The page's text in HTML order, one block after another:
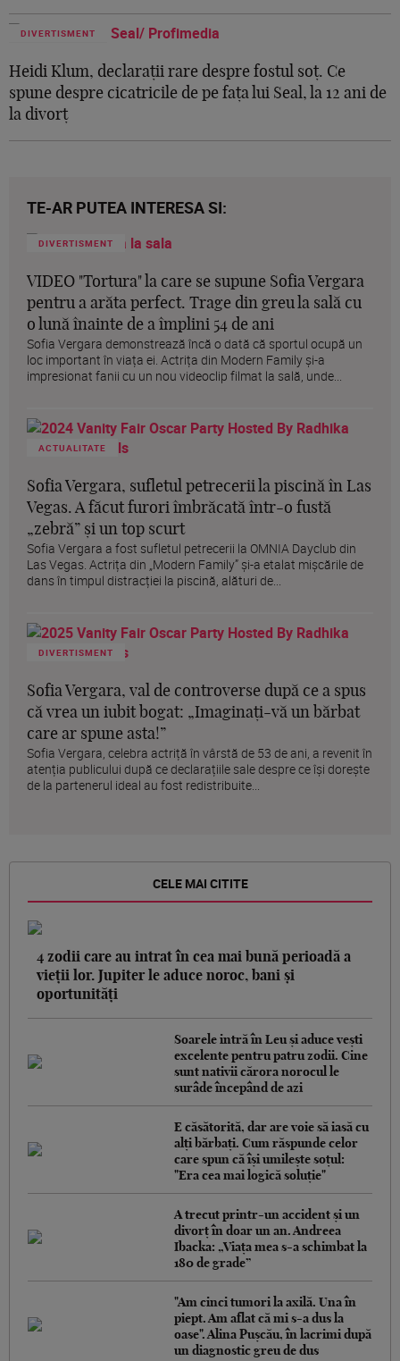
DIVERTISMENT
Heidi Klum, declarații rare despre fostul soț. Ce
spune despre cicatricile de pe fața lui Seal, la 12 ani de
la divorț
TE-AR PUTEA INTERESA SI:
DIVERTISMENT
VIDEO "Tortura" la care se supune Sofia Vergara
pentru a arăta perfect. Trage din greu la sală cu
o lună înainte de a împlini 54 de ani
Sofia Vergara demonstrează încă o dată că sportul ocupă un
loc important în viața ei. Actrița din Modern Family și-a
impresionat fanii cu un nou videoclip filmat la sală, unde...
ACTUALITATE
Sofia Vergara, sufletul petrecerii la piscină în Las
Vegas. A făcut furori îmbrăcată într-o fustă
„zebră” și un top scurt
Sofia Vergara a fost sufletul petrecerii la OMNIA Dayclub din
Las Vegas. Actrița din „Modern Family” și-a etalat mișcările de
dans în timpul distracției la piscină, alături de...
DIVERTISMENT
Sofia Vergara, val de controverse după ce a spus
că vrea un iubit bogat: „Imaginați-vă un bărbat
care ar spune asta!”
Sofia Vergara, celebra actriță în vârstă de 53 de ani, a revenit în
atenția publicului după ce declarațiile sale despre ce își dorește
de la partenerul ideal au fost redistribuite...
CELE MAI CITITE
4 zodii care au intrat în cea mai bună perioadă a
vieții lor. Jupiter le aduce noroc, bani și
oportunități
Soarele intră în Leu și aduce vești
excelente pentru patru zodii. Cine
sunt nativii cărora norocul le
surâde începând de azi
E căsătorită, dar are voie să iasă cu
alți bărbați. Cum răspunde celor
care spun că își umilește soțul:
"Era cea mai logică soluție"
A trecut printr-un accident și un
divorț în doar un an. Andreea
Ibacka: „Viața mea s-a schimbat la
180 de grade”
"Am cinci tumori la axilă. Una în
piept. Am aflat că mi s-a dus la
oase". Alina Pușcău, în lacrimi după
un diagnostic greu de dus